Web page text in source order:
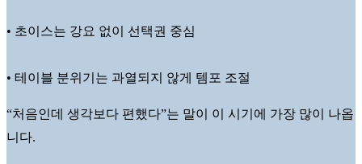
• 초이스는 강요 없이 선택권 중심
• 테이블 분위기는 과열되지 않게 템포 조절
“처음인데 생각보다 편했다”는 말이 이 시기에 가장 많이 나옵
니다.